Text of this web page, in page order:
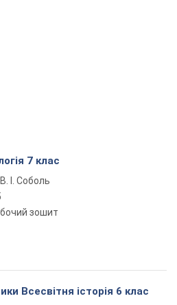
7 клас
В. І. Соболь
зошит
Всесвітня історія 6 клас